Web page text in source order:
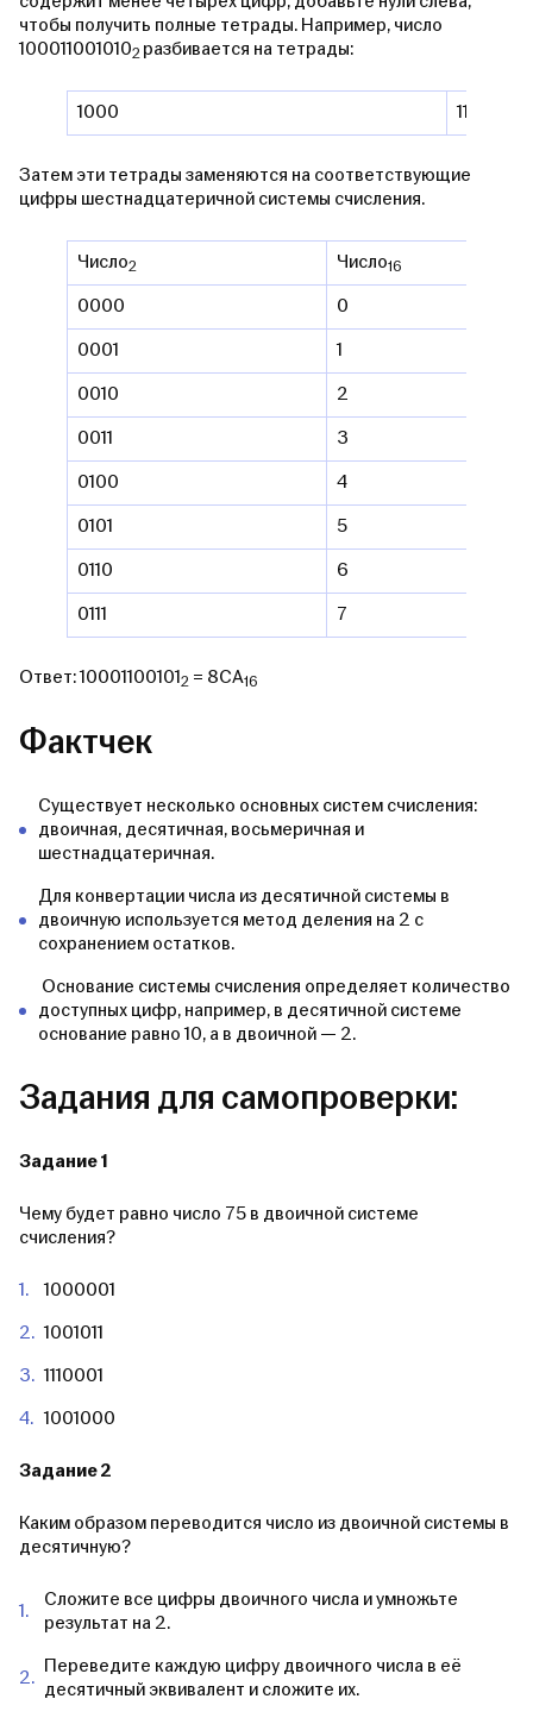
чтобы получить полные тетрады. Например, число
1000110010102 разбивается на тетрады:
1000 1100
Затем эти тетрады заменяются на соответствующие
цифры шестнадцатеричной системы счисления.
Число2 Число16
0000
0
0001
1
0010
2
0011
3
0100
4
0101
5
0110
6
0111
7
Ответ: 100011001012 = 8CA16
Фактчек
Существует несколько основных систем счисления:
двоичная, десятичная, восьмеричная и
шестнадцатеричная.
Для конвертации числа из десятичной системы в
двоичную используется метод деления на 2 с
сохранением остатков.
Основание системы счисления определяет количество
доступных цифр, например, в десятичной системе
основание равно 10, а в двоичной — 2.
Задания для самопроверки:
Задание 1
Чему будет равно число 75 в двоичной системе
счисления?
1000001
1001011
1110001
1001000
Задание 2
Каким образом переводится число из двоичной системы в
десятичную?
Сложите все цифры двоичного числа и умножьте
результат на 2.
Переведите каждую цифру двоичного числа в её
десятичный эквивалент и сложите их.